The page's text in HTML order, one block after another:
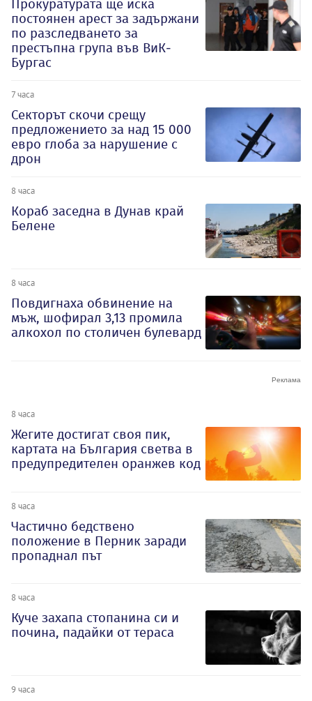
Прокуратурата ще иска
постоянен арест за задържани
по разследването за
престъпна група във ВиК-
Бургас
7 часа
Секторът скочи срещу
предложението за над 15 000
евро глоба за нарушение с
дрон
8 часа
Кораб заседна в Дунав край
Белене
8 часа
Повдигнаха обвинение на
мъж, шофирал 3,13 промила
алкохол по столичен булевард
8 часа
Жегите достигат своя пик,
картата на България светва в
предупредителен оранжев код
8 часа
Частично бедствено
положение в Перник заради
пропаднал път
8 часа
Куче захапа стопанина си и
почина, падайки от тераса
9 часа